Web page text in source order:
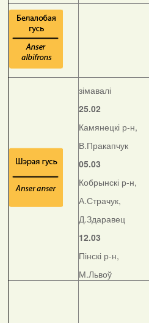
зімавалі
25.02
Камянецкі р-н,
В.Пракапчук
05.03
Кобрынскі р-н,
А.Страчук,
Д.Здаравец
12.03
Пінскі р-н,
М.Львоў